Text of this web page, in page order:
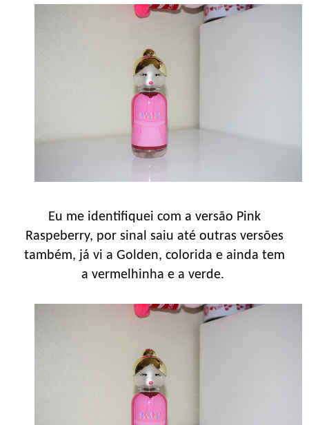
Eu me identifiquei com a versão Pink
Raspeberry, por sinal saiu até outras versões
também, já vi a Golden, colorida e ainda tem
a vermelhinha e a verde.